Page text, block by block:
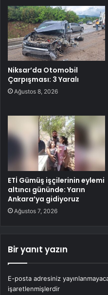
Niksar’da Otomobil
Çarpışması: 3 Yaralı
Ağustos 8, 2026
ETİ Gümüş işçilerinin eylemi
altıncı gününde: Yarın
Ankara’ya gidiyoruz
Ağustos 7, 2026
Bir yanıt yazın
E-posta adresiniz
işaretlenmişlerdir